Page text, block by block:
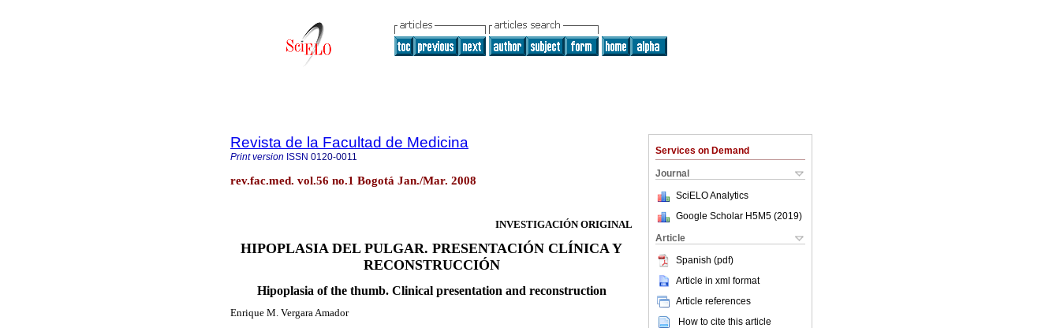
Services on Demand
Journal
SciELO Analytics
Google Scholar H5M5 (2019)
Article
Spanish (pdf)
Article in xml format
Article references
How to cite this article
Revista de la Facultad de Medicina
Print version ISSN 0120-0011
rev.fac.med. vol.56 no.1 Bogotá Jan./Mar. 2008
INVESTIGACIÓN ORIGINAL
HIPOPLASIA DEL PULGAR. PRESENTACIÓN CLÍNICA Y
RECONSTRUCCIÓN
Hipoplasia of the thumb. Clinical presentation and reconstruction
Enrique M. Vergara Amador